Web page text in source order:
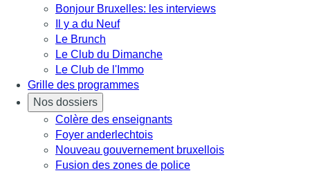
Bonjour Bruxelles: les interviews
Il y a du Neuf
Le Brunch
Le Club du Dimanche
Le Club de l'Immo
Grille des programmes
Nos dossiers
Colère des enseignants
Foyer anderlechtois
Nouveau gouvernement bruxellois
Fusion des zones de police